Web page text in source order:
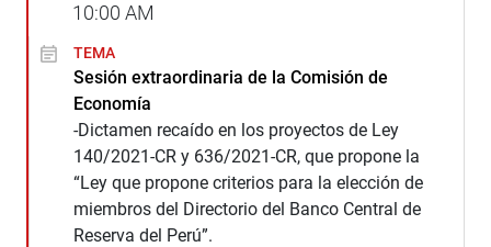
10:00 AM
TEMA
Sesión extraordinaria de la Comisión de
Economía
-Dictamen recaído en los proyectos de Ley
140/2021-CR y 636/2021-CR, que propone la
“Ley que propone criterios para la elección de
miembros del Directorio del Banco Central de
Reserva del Perú”.